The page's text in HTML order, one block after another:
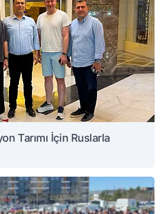
Tarımı İçin Ruslarla